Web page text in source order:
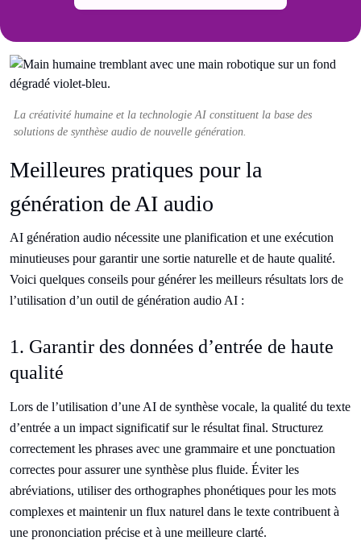
La créativité humaine et la technologie AI constituent la base des
solutions de synthèse audio de nouvelle génération.
Meilleures pratiques pour la
génération de AI audio
AI génération audio nécessite une planification et une exécution
minutieuses pour garantir une sortie naturelle et de haute qualité.
Voici quelques conseils pour générer les meilleurs résultats lors de
l’utilisation d’un outil de génération audio AI :
1. Garantir des données d’entrée de haute
qualité
Lors de l’utilisation d’une AI de synthèse vocale, la qualité du texte
d’entrée a un impact significatif sur le résultat final. Structurez
correctement les phrases avec une grammaire et une ponctuation
correctes pour assurer une synthèse plus fluide. Éviter les
abréviations, utiliser des orthographes phonétiques pour les mots
complexes et maintenir un flux naturel dans le texte contribuent à
une prononciation précise et à une meilleure clarté.